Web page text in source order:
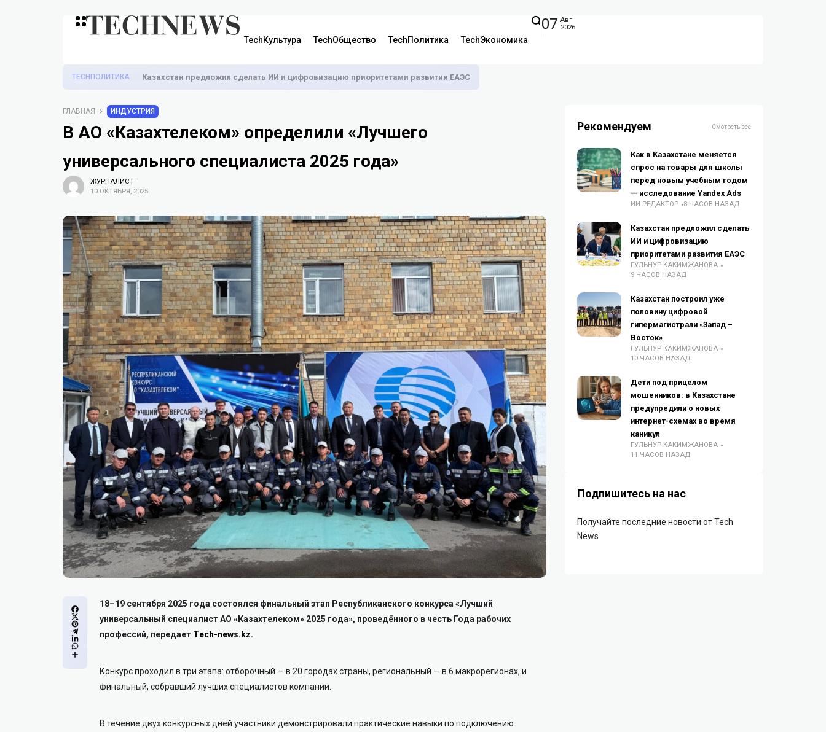
TechКультура TechОбщество TechПолитика TechЭкономика
07 Авг
2026
TECHПОЛИТИКА Казахстан предложил сделать ИИ и цифровизацию приоритетами развития ЕАЭС
ГЛАВНАЯ ИНДУСТРИЯ
В АО «Казахтелеком» определили «Лучшего
универсального специалиста 2025 года»
ЖУРНАЛИСТ
10 ОКТЯБРЯ, 2025
18–19 сентября 2025 года состоялся финальный этап Республиканского конкурса «Лучший
универсальный специалист АО «Казахтелеком» 2025 года», проведённого в честь Года рабочих
профессий, передает Тech-news.kz.
Конкурс проходил в три этапа: отборочный — в 20 городах страны, региональный — в 6 макрорегионах, и
финальный, собравший лучших специалистов компании.
В течение двух конкурсных дней участники демонстрировали практические навыки по подключению
Рекомендуем Смотреть все
Как в Казахстане меняется
спрос на товары для школы
перед новым учебным годом
— исследование Yandex Ads
ИИ РЕДАКТОР 8 ЧАСОВ НАЗАД
Казахстан предложил сделать
ИИ и цифровизацию
приоритетами развития ЕАЭС
ГУЛЬНУР КАКИМЖАНОВА
9 ЧАСОВ НАЗАД
Казахстан построил уже
половину цифровой
гипермагистрали «Запад –
Восток»
ГУЛЬНУР КАКИМЖАНОВА
10 ЧАСОВ НАЗАД
Дети под прицелом
мошенников: в Казахстане
предупредили о новых
интернет-схемах во время
каникул
ГУЛЬНУР КАКИМЖАНОВА
11 ЧАСОВ НАЗАД
Подпишитесь на нас
Получайте последние новости от Tech
News